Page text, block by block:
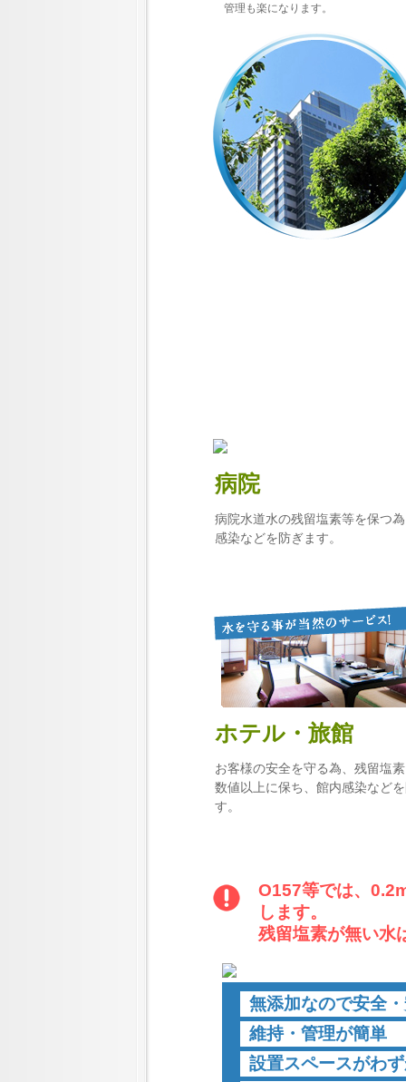
管理も楽になります。
病院
病院水道水の残留塩素等を保つ
感染などを防ぎます。
ホテル・旅館
お客様の安全を守る為、残留塩
数値以上に保ち、館内感染など
す。
O157等では、
します。
残留塩素が無い水
無添加なので安全
維持・管理が簡単
設置スペースがわ